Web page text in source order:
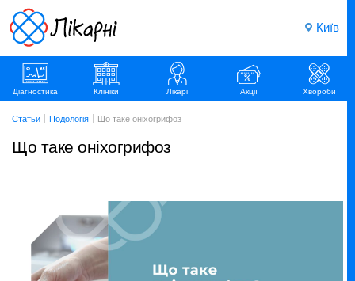
Київ
Діагностика Клініки Лікарі Акції Хвороби
Статьи Подологія Що таке оніхогрифоз
Що таке оніхогрифоз